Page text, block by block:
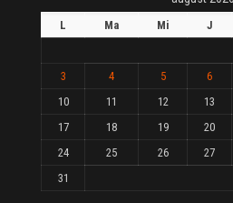
L Ma Mi J
3
4 5 6
10
11 12 13
17
18 19 20
24
25 26 27
31